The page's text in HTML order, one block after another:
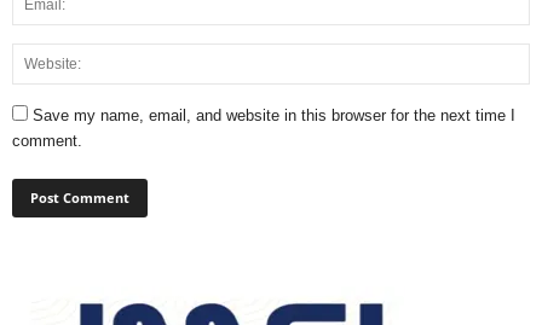
Save my name, email, and website in this browser for the next time I
comment.